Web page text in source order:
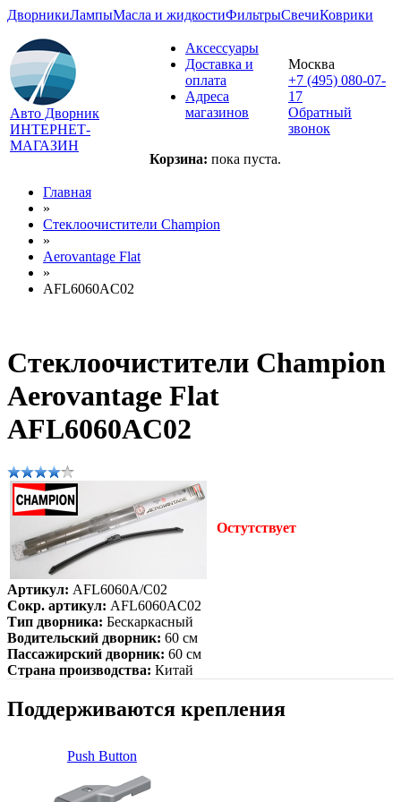
ДворникиЛампыМасла и жидкостиФильтрыСвечиКоврики
Авто Дворник
ИНТЕРНЕТ-
МАГАЗИН
Аксессуары
Доставка и
оплата
Адреса
магазинов
Корзина: пока пуста.
Москва
+7 (495) 080-07-
17
Обратный
звонок
Главная
»
Стеклоочистители Champion
»
Aerovantage Flat
»
AFL6060AC02
Стеклоочистители Champion
Aerovantage Flat
AFL6060AC02
Остутствует
Артикул: AFL6060A/C02
Сокр. артикул: AFL6060AC02
Тип дворника: Бескаркасный
Водительский дворник: 60 см
Пассажирский дворник: 60 см
Страна производства: Китай
Поддерживаются крепления
Push Button